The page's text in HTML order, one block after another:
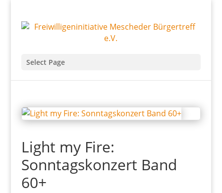
Select Page
Light my Fire:
Sonntagskonzert Band
60+